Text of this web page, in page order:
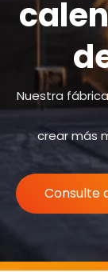
Nuestra
crear más
Consulte